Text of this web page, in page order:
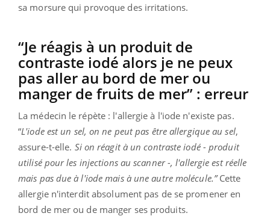
sa morsure qui provoque des irritations.
“Je réagis à un produit de
contraste iodé alors je ne peux
pas aller au bord de mer ou
manger de fruits de mer” : erreur
La médecin le répète : l'allergie à l'iode n'existe pas.
“L'iode est un sel, on ne peut pas être allergique au sel,
assure-t-elle. Si on réagit à un contraste iodé - produit
utilisé pour les injections au scanner -, l'allergie est réelle
mais pas due à l'iode mais à une autre molécule.”Cette
allergie n'interdit absolument pas de se promener en
bord de mer ou de manger ses produits.